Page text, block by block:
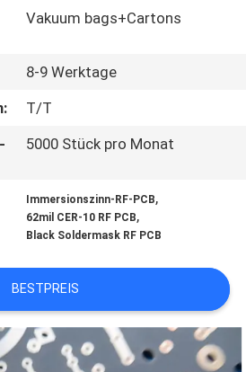
Vakuum bags+Cartons
8-9 Werktage
T/T
5000 Stück pro Monat
Immersionszinn-RF-PCB,
62mil CER-10 RF PCB,
Black Soldermask RF PCB
BESTPREIS